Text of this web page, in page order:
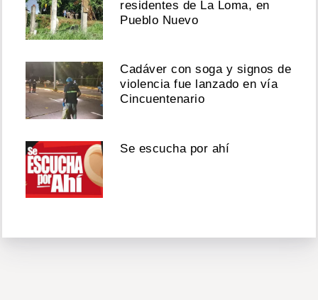
Más Leídas
Panamá Viejo y Santa Elena